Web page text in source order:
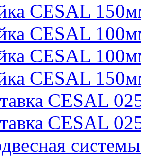
CESAL
CESAL
CESAL
CESAL
CESAL
CESAL